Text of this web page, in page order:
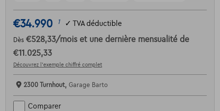
€34.990 1 ✓ TVA déductible
Dès €528,33/mois et une dernière mensualité de
€11.025,33
Découvrez l’exemple chiffré complet
2300 Turnhout, Garage Barto
Comparer